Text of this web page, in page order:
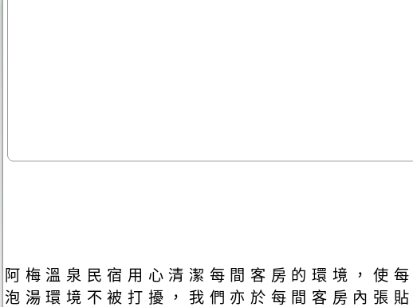
阿梅溫泉民宿用心清潔每間客房的環境，使
泡湯環境不被打擾，我們亦於每間客房內張